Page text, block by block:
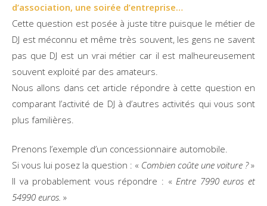
d’association, une soirée d’entreprise…
Cette question est posée à juste titre puisque le métier de
DJ est méconnu et même très souvent, les gens ne savent
pas que DJ est un vrai métier car il est malheureusement
souvent exploité par des amateurs.
Nous allons dans cet article répondre à cette question en
comparant l’activité de DJ à d’autres activités qui vous sont
plus familières.
Prenons l’exemple d’un concessionnaire automobile.
Si vous lui posez la question : « Combien coûte une voiture ?»
Il va probablement vous répondre : «Entre 7990 euros et
54990 euros. »